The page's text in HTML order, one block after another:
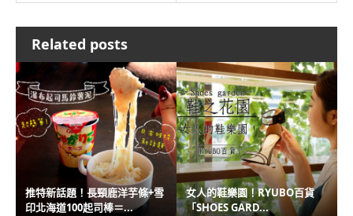
Related posts
推特新話題！長頸鹿洋芋條+雪
印北海道100起司棒＝...
女人的鞋樂園！RYUBO百貨
「SHOES GARD...